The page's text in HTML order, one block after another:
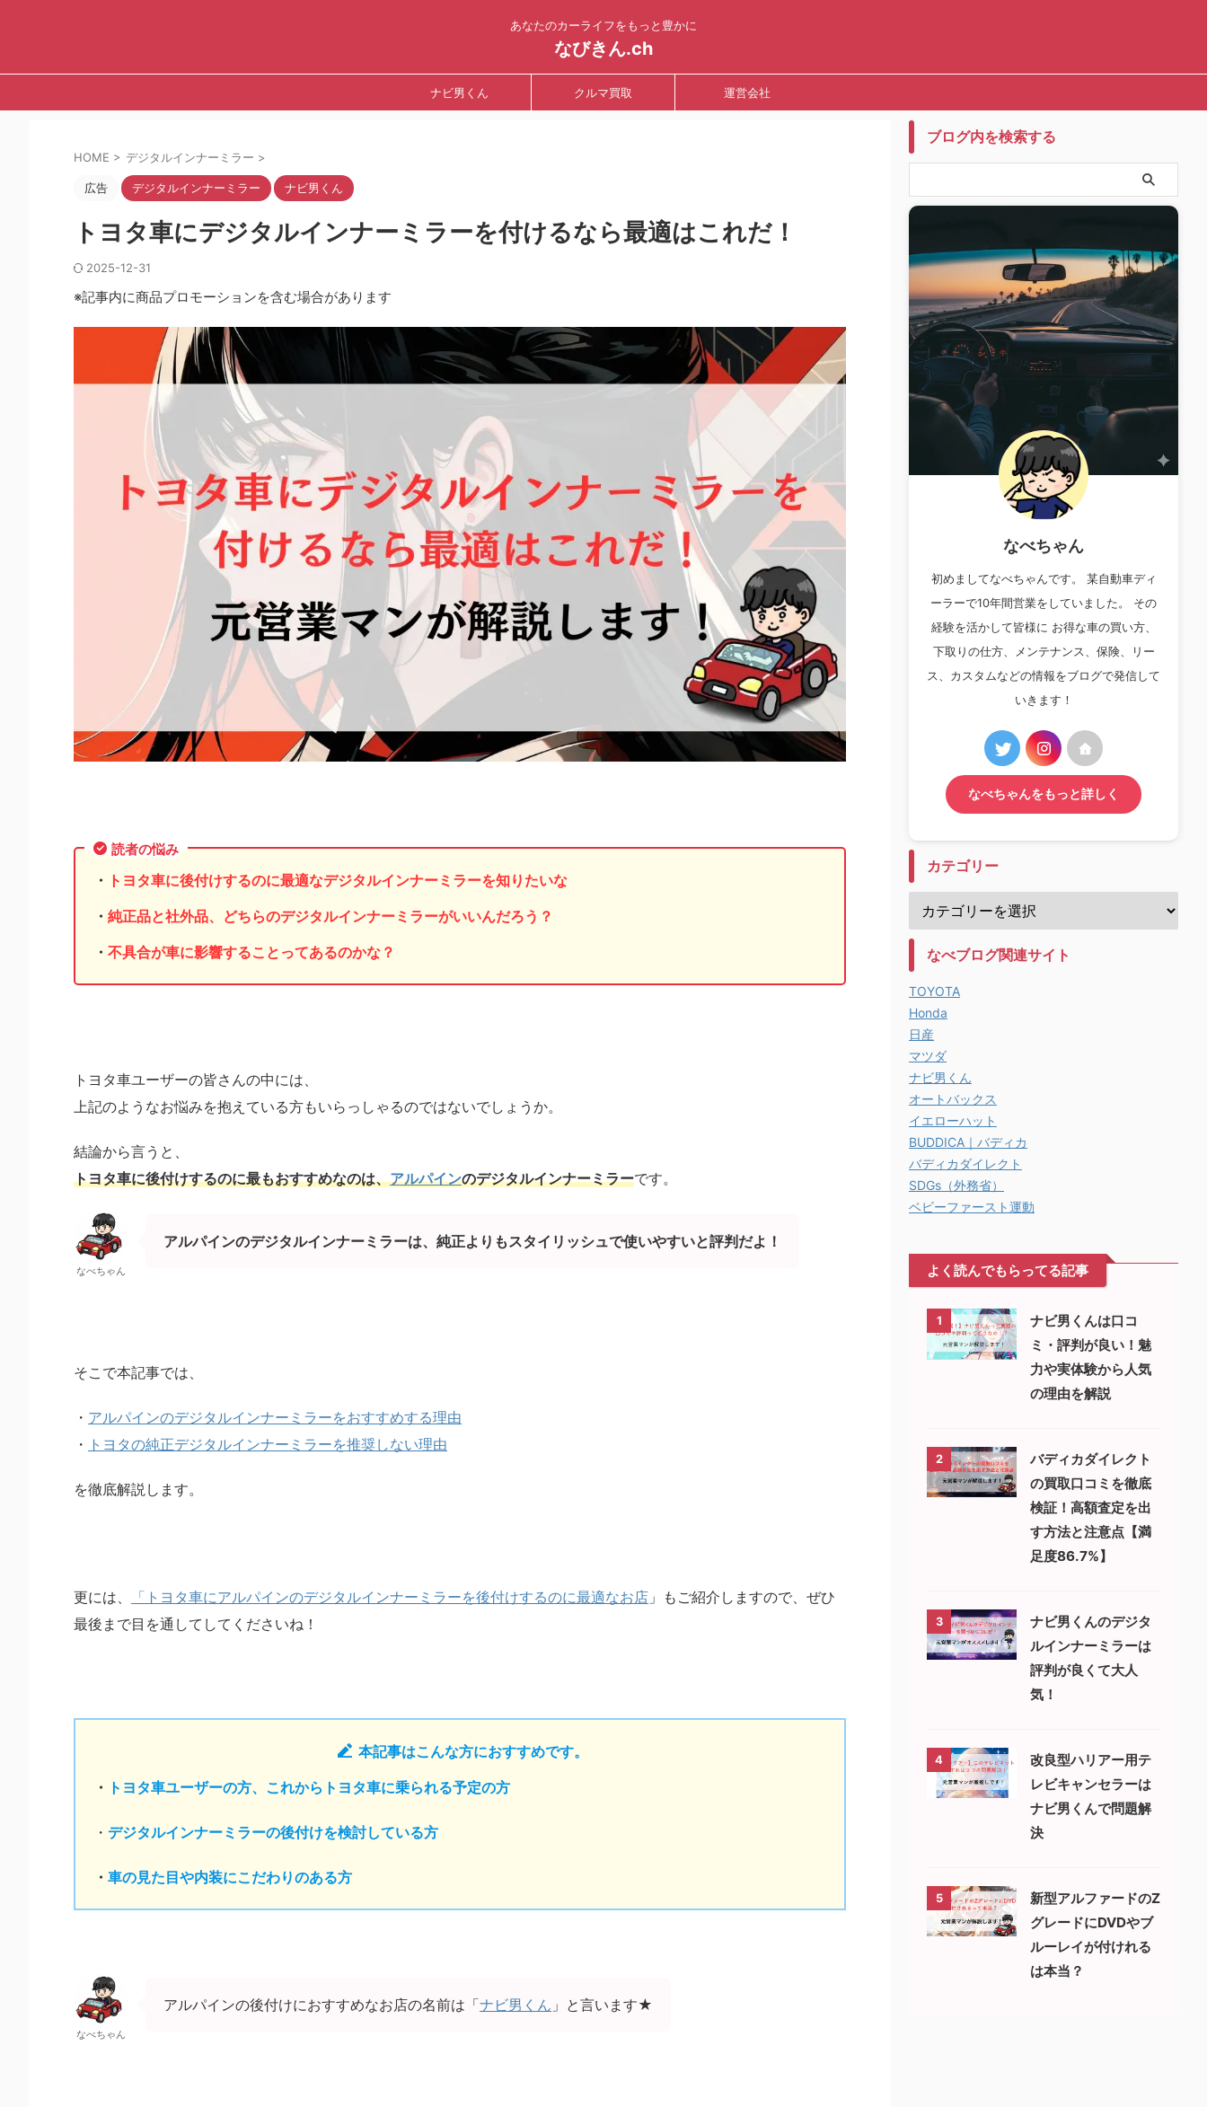
あなたのカーライフをもっと豊かに
なびきん.ch
ナビ男くん クルマ買取 運営会社
HOME > デジタルインナーミラー >
広告 デジタルインナーミラー ナビ男くん
トヨタ車にデジタルインナーミラーを付けるなら最適はこれだ！
2025-12-31
※記事内に商品プロモーションを含む場合があります
読者の悩み
・ トヨタ車に後付けするのに最適なデジタルインナーミラーを知りたいな
・ 純正品と社外品、どちらのデジタルインナーミラーがいいんだろう？
・ 不具合が車に影響することってあるのかな？
トヨタ車ユーザーの皆さんの中には、
上記のようなお悩みを抱えている方もいらっしゃるのではないでしょうか。
結論から言うと、
トヨタ車に後付けするのに最もおすすめなのは、アルパインのデジタルインナーミラーです。
なべちゃん
アルパインのデジタルインナーミラーは、純正よりもスタイリッシュで使いやすいと評判だよ！
そこで本記事では、
・ アルパインのデジタルインナーミラーをおすすめする理由
・ トヨタの純正デジタルインナーミラーを推奨しない理由
を徹底解説します。
更には、 「トヨタ車にアルパインのデジタルインナーミラーを後付けするのに最適なお店 」もご紹介しますので、ぜひ
最後まで目を通してしてくださいね！
本記事はこんな方におすすめです。
・ トヨタ車ユーザーの方、これからトヨタ車に乗られる予定の方
・ デジタルインナーミラーの後付けを検討している方
・ 車の見た目や内装にこだわりのある方
なべちゃん
アルパインの後付けにおすすめなお店の名前は「ナビ男くん 」と言います★
ブログ内を検索する
なべちゃん
初めましてなべちゃんです。 某自動車ディ
ーラーで10年間営業をしていました。 その
経験を活かして皆様に お得な車の買い方、
下取りの仕方、メンテナンス、保険、リー
ス、カスタムなどの情報をブログで発信して
いきます！
なべちゃんをもっと詳しく
カテゴリー
なべブログ関連サイト
TOYOTA
Honda
日産
マツダ
ナビ男くん
オートバックス
イエローハット
BUDDICA｜バディカ
バディカダイレクト
SDGs（外務省）
ベビーファースト運動
よく読んでもらってる記事
1
ナビ男くんは口コ
ミ・評判が良い！魅
力や実体験から人気
の理由を解説
2
バディカダイレクト
の買取口コミを徹底
検証！高額査定を出
す方法と注意点【満
足度86.7%】
3
ナビ男くんのデジタ
ルインナーミラーは
評判が良くて大人
気！
4
改良型ハリアー用テ
レビキャンセラーは
ナビ男くんで問題解
決
5
新型アルファードのZ
グレードにDVDやブ
ルーレイが付けれる
は本当？